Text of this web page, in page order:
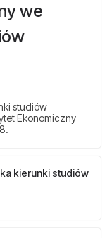
we
studiów
Ekonomiczny
kierunki studiów